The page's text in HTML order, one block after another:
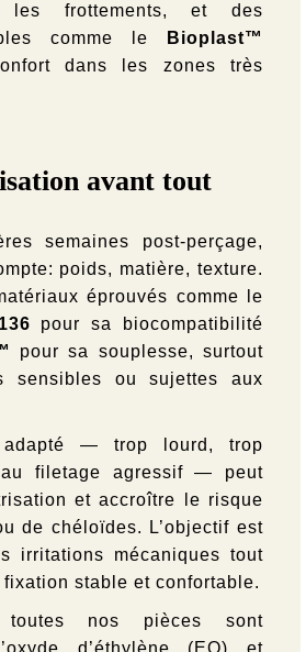
les frottements, et des
comme le
Bioplast™
dans les zones très
avant tout
semaines post-perçage,
poids, matière, texture.
éprouvés comme le
pour sa biocompatibilité
pour sa souplesse, surtout
sensibles ou sujettes aux
— trop lourd, trop
au filetage agressif — peut
et accroître le risque
de chéloïdes. L’objectif est
irritations mécaniques tout
stable et confortable.
toutes nos pièces sont